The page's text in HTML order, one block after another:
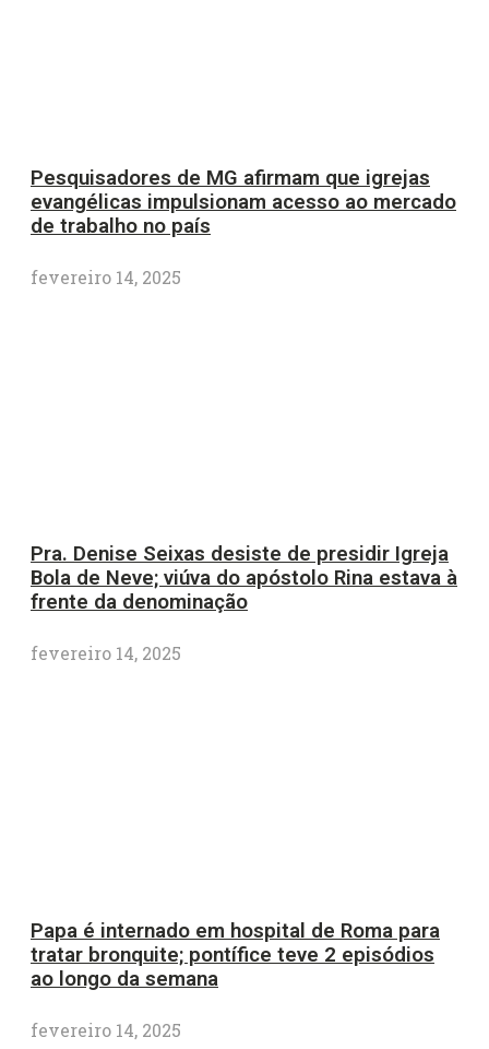
Pesquisadores de MG afirmam que igrejas
evangélicas impulsionam acesso ao mercado
de trabalho no país
fevereiro 14, 2025
Pra. Denise Seixas desiste de presidir Igreja
Bola de Neve; viúva do apóstolo Rina estava à
frente da denominação
fevereiro 14, 2025
Papa é internado em hospital de Roma para
tratar bronquite; pontífice teve 2 episódios
ao longo da semana
fevereiro 14, 2025